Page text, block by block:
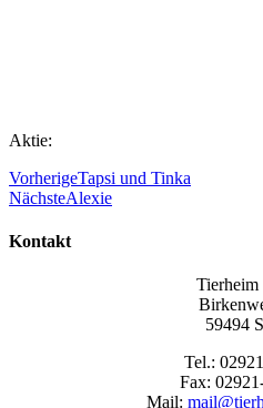
Aktie:
VorherigeTapsi und Tinka
NächsteAlexie
Kontakt
Tierheim
59494
Tel.:
Fax:
Mail: